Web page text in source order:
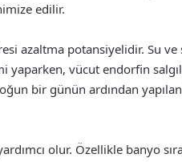
edilir.
azaltma potansiyelidir. Su ve
yaparken, vücut endorfin
bir günün ardından
olur. Özellikle banyo